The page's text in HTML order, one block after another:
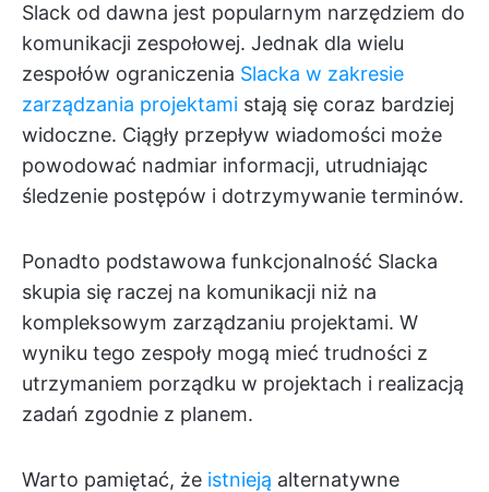
Slack od dawna jest popularnym narzędziem do
komunikacji zespołowej. Jednak dla wielu
zespołów ograniczenia Slacka w zakresie
zarządzania projektami stają się coraz bardziej
widoczne. Ciągły przepływ wiadomości może
powodować nadmiar informacji, utrudniając
śledzenie postępów i dotrzymywanie terminów.
Ponadto podstawowa funkcjonalność Slacka
skupia się raczej na komunikacji niż na
kompleksowym zarządzaniu projektami. W
wyniku tego zespoły mogą mieć trudności z
utrzymaniem porządku w projektach i realizacją
zadań zgodnie z planem.
Warto pamiętać, że istnieją alternatywne